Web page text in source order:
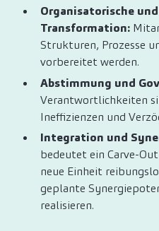
Organisatorische
Transformation:
Strukturen, Prozesse
vorbereitet werden.
Abstimmung und
Verantwortlichkeiten
Ineffizienzen und
Integration und
bedeutet ein Carve-
neue Einheit
geplante
realisieren.